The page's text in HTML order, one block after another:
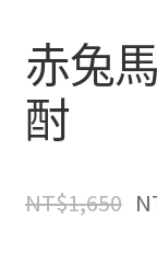
赤兔
酎
NT$1,650